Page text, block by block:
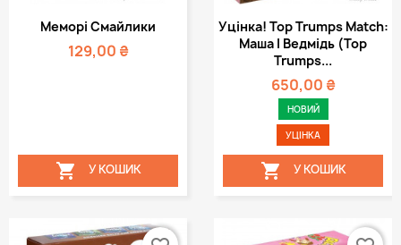
Меморі Смайлики
129,00 ₴
 У КОШИК
Уцінка! Top Trumps Match:
Маша І Ведмідь (Top
Trumps...
650,00 ₴
НОВИЙ
УЦІНКА
 У КОШИК